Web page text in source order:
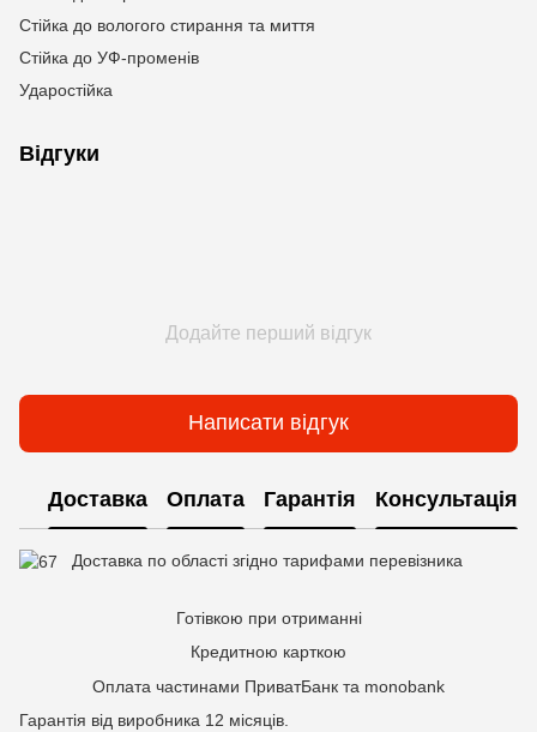
Стійка до вологого стирання та миття
Стійка до УФ-променів
Ударостійка
Відгуки
Додайте перший відгук
Написати відгук
Доставка Оплата Гарантія Консультація
Доставка по області згідно тарифами перевізника
Готівкою при отриманні
Кредитною карткою
Оплата частинами ПриватБанк та monobank
Гарантія від виробника 12 місяців.